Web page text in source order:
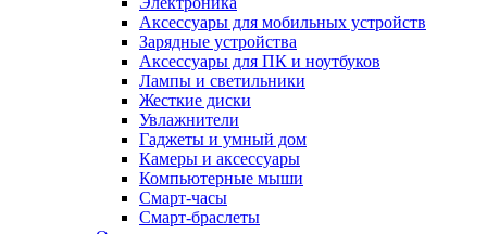
Аксессуары для мобильных устройств
Зарядные устройства
Аксессуары для ПК и ноутбуков
Лампы и светильники
Жесткие диски
Увлажнители
Гаджеты и умный дом
Камеры и аксессуары
Компьютерные мыши
Смарт-часы
Смарт-браслеты